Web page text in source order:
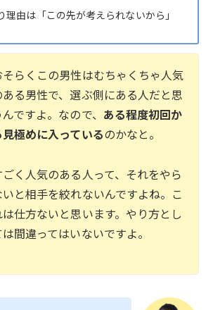
理由は「この先が考えられないから」
そらくこの男性はむちゃくちゃ人気
ある男性で、選ぶ側にある人だと思
んですよ。なので、 ある程度初回か
見極めに入っているのかなと。
ごく人気のある人って、それをやら
いと相手を絞れないんですよね。こ
は仕方ないと思います。やり方とし
は間違ってはいないですよ。